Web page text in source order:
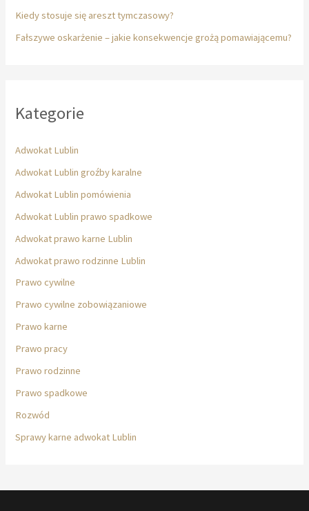
Kiedy stosuje się areszt tymczasowy?
Fałszywe oskarżenie – jakie konsekwencje grożą pomawiającemu?
Kategorie
Adwokat Lublin
Adwokat Lublin groźby karalne
Adwokat Lublin pomówienia
Adwokat Lublin prawo spadkowe
Adwokat prawo karne Lublin
Adwokat prawo rodzinne Lublin
Prawo cywilne
Prawo cywilne zobowiązaniowe
Prawo karne
Prawo pracy
Prawo rodzinne
Prawo spadkowe
Rozwód
Sprawy karne adwokat Lublin